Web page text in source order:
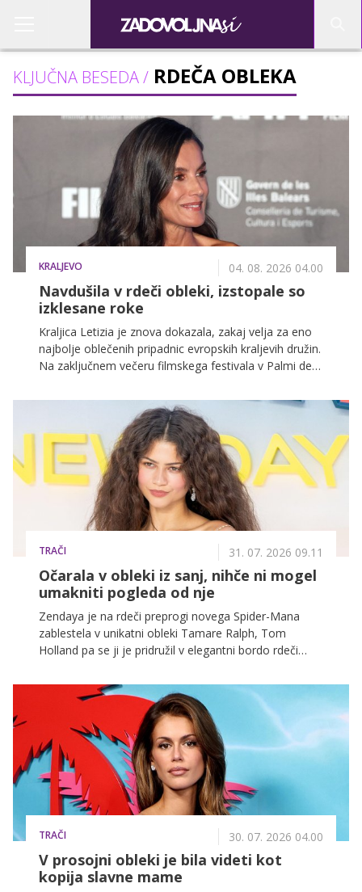
KLJUČNA BESEDA / RDEČA OBLEKA
KRALJEVO 04. 08. 2026 04.00
Navdušila v rdeči obleki, izstopale so
izklesane roke
Kraljica Letizia je znova dokazala, zakaj velja za eno
najbolje oblečenih pripadnic evropskih kraljevih družin.
Na zaključnem večeru filmskega festivala v Palmi de
pozornosti pa so pritegnile njene izklesane roke.
TRAČI 31. 07. 2026 09.11
Očarala v obleki iz sanj, nihče ni mogel
umakniti pogleda od nje
Zendaya je na rdeči preprogi novega Spider-Mana
zablestela v unikatni obleki Tamare Ralph, Tom
Holland pa se ji je pridružil v elegantni bordo rdeči
TRAČI 30. 07. 2026 04.00
V prosojni obleki je bila videti kot
kopija slavne mame